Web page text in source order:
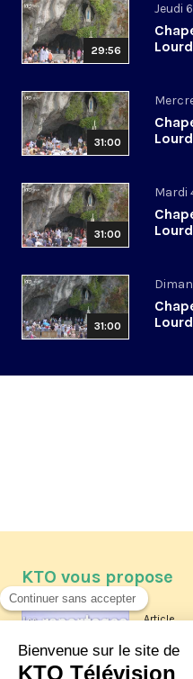
29:56
Jeudi
31:00
31:00
Mardi
31:00
KTO vous propose
Article
Les